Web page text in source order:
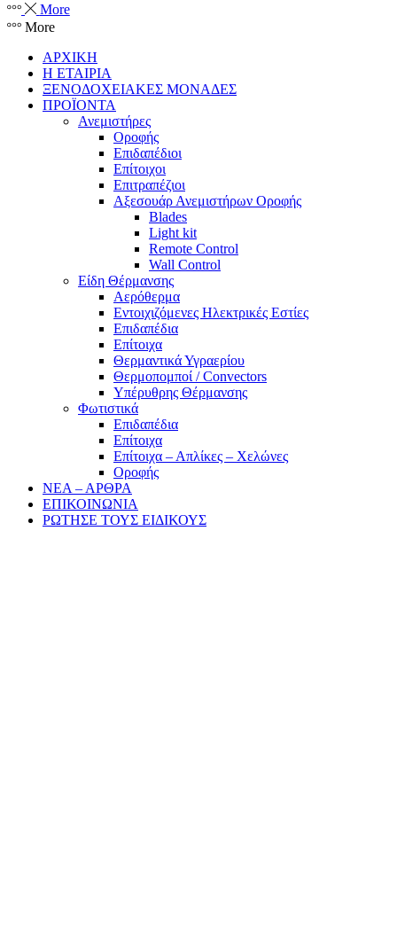
More
More
ΑΡΧΙΚΗ
Η ΕΤΑΙΡΙΑ
ΞΕΝΟΔΟΧΕΙΑΚΕΣ ΜΟΝΑΔΕΣ
ΠΡΟΪΟΝΤΑ
Ανεμιστήρες
Οροφής
Επιδαπέδιοι
Επίτοιχοι
Επιτραπέζιοι
Αξεσουάρ Ανεμιστήρων Οροφής
Blades
Light kit
Remote Control
Wall Control
Είδη Θέρμανσης
Αερόθερμα
Εντοιχιζόμενες Ηλεκτρικές Εστίες
Επιδαπέδια
Επίτοιχα
Θερμαντικά Υγραερίου
Θερμοπομποί / Convectors
Υπέρυθρης Θέρμανσης
Φωτιστικά
Επιδαπέδια
Επίτοιχα
Επίτοιχα – Απλίκες – Χελώνες
Οροφής
ΝΕΑ – ΑΡΘΡΑ
ΕΠΙΚΟΙΝΩΝΙΑ
ΡΩΤΗΣΕ ΤΟΥΣ ΕΙΔΙΚΟΥΣ